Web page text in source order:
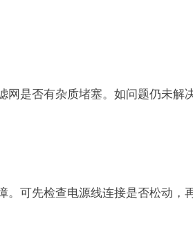
网是否有杂质堵塞。如问题仍未解
可先检查电源线连接是否松动，